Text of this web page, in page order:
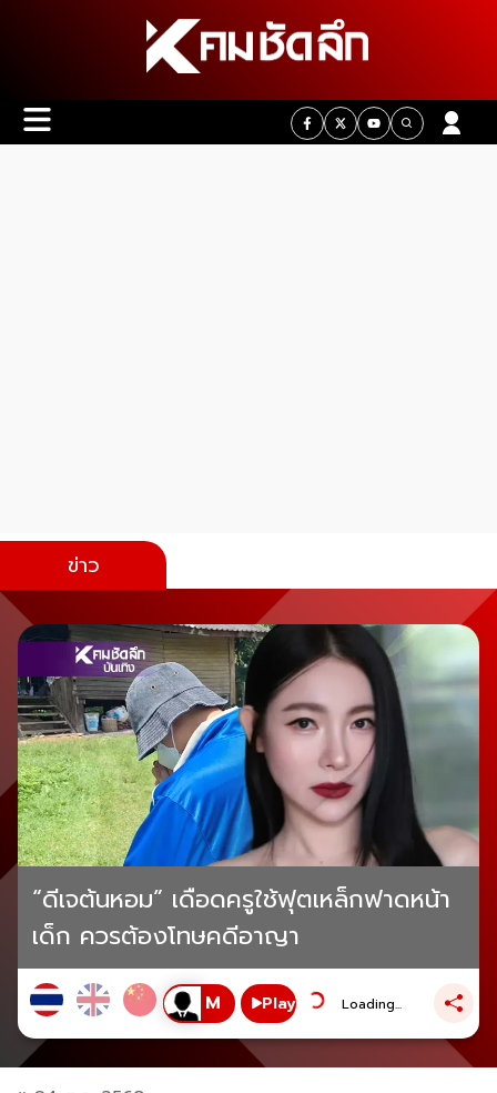
ข่าว
“ดีเจต้นหอม” เดือดครูใช้ฟุตเหล็กฟาดหน้า
เด็ก ควรต้องโทษคดีอาญา
Play Loading...